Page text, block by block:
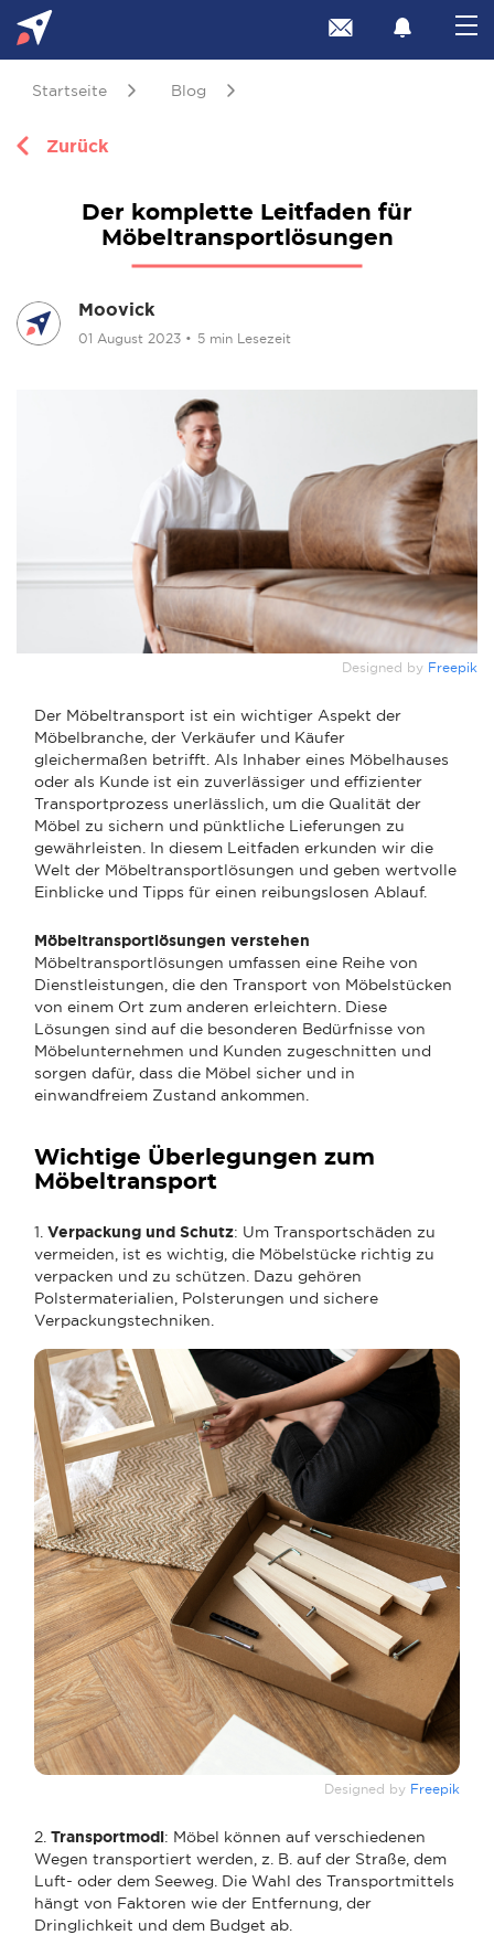
Startseite Blog
Zurück
Der komplette Leitfaden für
Möbeltransportlösungen
Moovick
01 August 2023 • 5 min Lesezeit
Designed by Freepik
Der Möbeltransport ist ein wichtiger Aspekt der
Möbelbranche, der Verkäufer und Käufer
gleichermaßen betrifft. Als Inhaber eines Möbelhauses
oder als Kunde ist ein zuverlässiger und effizienter
Transportprozess unerlässlich, um die Qualität der
Möbel zu sichern und pünktliche Lieferungen zu
gewährleisten. In diesem Leitfaden erkunden wir die
Welt der Möbeltransportlösungen und geben wertvolle
Einblicke und Tipps für einen reibungslosen Ablauf.
Möbeltransportlösungen verstehen
Möbeltransportlösungen umfassen eine Reihe von
Dienstleistungen, die den Transport von Möbelstücken
von einem Ort zum anderen erleichtern. Diese
Lösungen sind auf die besonderen Bedürfnisse von
Möbelunternehmen und Kunden zugeschnitten und
sorgen dafür, dass die Möbel sicher und in
einwandfreiem Zustand ankommen.
Wichtige Überlegungen zum
Möbeltransport
1. Verpackung und Schutz: Um Transportschäden zu
vermeiden, ist es wichtig, die Möbelstücke richtig zu
verpacken und zu schützen. Dazu gehören
Polstermaterialien, Polsterungen und sichere
Verpackungstechniken.
Designed by Freepik
2. Transportmodi: Möbel können auf verschiedenen
Wegen transportiert werden, z. B. auf der Straße, dem
Luft- oder dem Seeweg. Die Wahl des Transportmittels
hängt von Faktoren wie der Entfernung, der
Dringlichkeit und dem Budget ab.